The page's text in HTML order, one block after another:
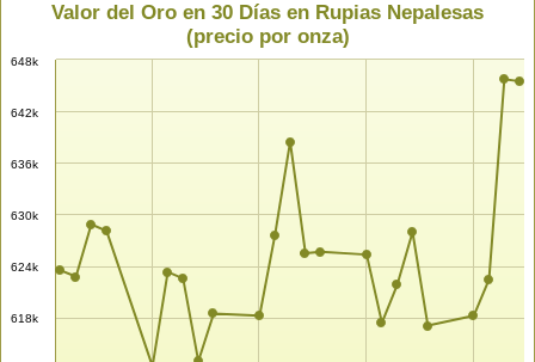
Valor del Oro en 30 Días en Rupias Nepalesas
(precio por onza)
618k
624k
630k
636k
642k
648k